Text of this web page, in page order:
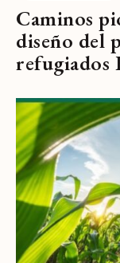
Caminos
diseño del
refugiados